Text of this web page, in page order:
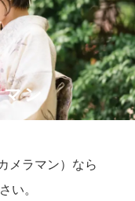
ン
メラマン）なら
い。